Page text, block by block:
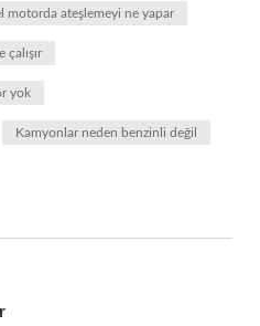
motorda ateşlemeyi ne yapar
yok
Kamyonlar neden benzinli değil